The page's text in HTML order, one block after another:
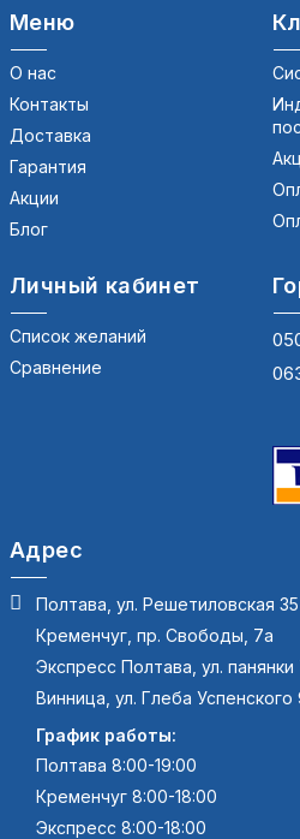
Меню
О нас
Контакты
Доставка
Гарантия
Акции
Блог
Личный кабинет
Список желаний
Сравнение
Адрес
Полтава, ул. Решетиловская 35
Кременчуг, пр. Свободы, 7а
Экспресс Полтава, ул. панянки
Винница, ул. Глеба Успенского
График работы:
Полтава 8:00-19:00
Кременчуг 8:00-18:00
Экспресс 8:00-18:00